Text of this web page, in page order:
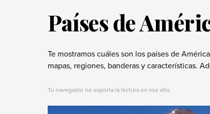
Países de
Te mostramos cuáles son los países de
mapas, regiones, banderas y características.
Tu navegador no soporta la lectura en voz alta.